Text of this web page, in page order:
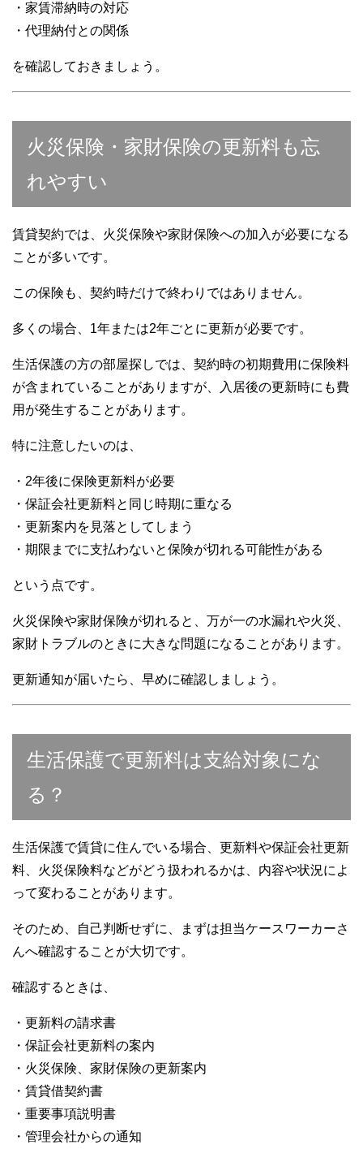
・家賃滞納時の対応
・代理納付との関係
を確認しておきましょう。
火災保険・家財保険の更新料も忘
れやすい
賃貸契約では、火災保険や家財保険への加入が必要になる
ことが多いです。
この保険も、契約時だけで終わりではありません。
多くの場合、1年または2年ごとに更新が必要です。
生活保護の方の部屋探しでは、契約時の初期費用に保険料
が含まれていることがありますが、入居後の更新時にも費
用が発生することがあります。
特に注意したいのは、
・2年後に保険更新料が必要
・保証会社更新料と同じ時期に重なる
・更新案内を見落としてしまう
・期限までに支払わないと保険が切れる可能性がある
という点です。
火災保険や家財保険が切れると、万が一の水漏れや火災、
家財トラブルのときに大きな問題になることがあります。
更新通知が届いたら、早めに確認しましょう。
生活保護で更新料は支給対象にな
る？
生活保護で賃貸に住んでいる場合、更新料や保証会社更新
料、火災保険料などがどう扱われるかは、内容や状況によ
って変わることがあります。
そのため、自己判断せずに、まずは担当ケースワーカーさ
んへ確認することが大切です。
確認するときは、
・更新料の請求書
・保証会社更新料の案内
・火災保険、家財保険の更新案内
・賃貸借契約書
・重要事項説明書
・管理会社からの通知